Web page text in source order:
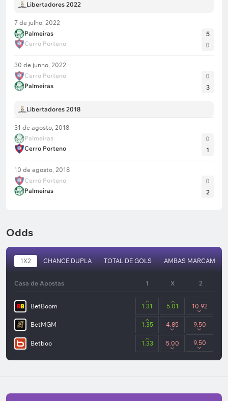
Libertadores 2022
7 de julho, 2022
Palmeiras
Cerro Porteno
5
0
30 de junho, 2022
Cerro Porteno
Palmeiras
0
3
Libertadores 2018
31 de agosto, 2018
Palmeiras
Cerro Porteno
0
1
10 de agosto, 2018
Cerro Porteno
Palmeiras
0
2
Odds
1X2 CHANCE DUPLA TOTAL DE GOLS AMBAS MARCAM
Casa de Apostas 1 X 2
BetBoom 1.31 5.01 10.92
BetMGM 1.35 4.85 9.50
Betboo 1.33 5.00 9.50